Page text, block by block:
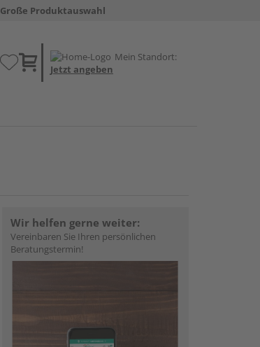
Große Produktauswahl
Mein Standort:
Jetzt angeben
Wir helfen gerne weiter:
Vereinbaren Sie Ihren persönlichen
Beratungstermin!